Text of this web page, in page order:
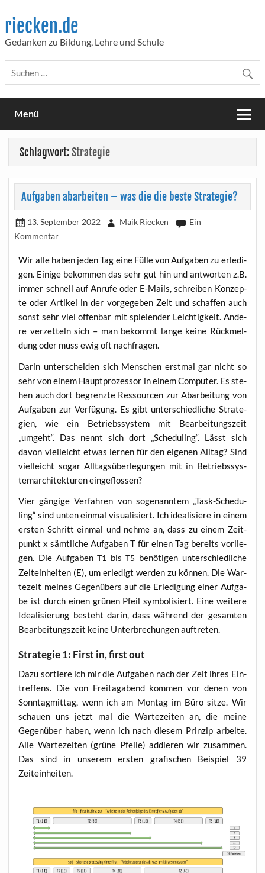
content
riecken.de
Gedanken zu Bildung, Lehre und Schule
Menü
Schlagwort:Strategie
Aufgaben abarbeiten – was die die beste Strategie?
13. September 2022 Maik Riecken
Ein
Kommentar
Wir alle haben jeden Tag eine Fül­le von Auf­ga­ben zu erle­di­
gen. Eini­ge bekom­men das sehr gut hin und ant­wor­ten z.B.
immer schnell auf Anru­fe oder E‑Mails, schrei­ben Kon­zep­
te oder Arti­kel in der vor­ge­ge­ben Zeit und schaf­fen auch
sonst sehr viel offen­bar mit spie­len­der Leich­tig­keit. Ande­
re ver­zet­teln sich – man bekommt lan­ge kei­ne Rück­mel­
dung oder muss ewig oft nachfragen.
Dar­in unter­schei­den sich Men­schen erst­mal gar nicht so
sehr von einem Haupt­pro­zes­sor in einem Com­pu­ter. Es ste­
hen auch dort begrenz­te Res­sour­cen zur Abar­bei­tung von
Auf­ga­ben zur Ver­fü­gung. Es gibt unter­schied­li­che Stra­te­
gien, wie ein Betriebs­sys­tem mit Bear­bei­tungs­zeit
„umgeht“. Das nennt sich dort „Sche­du­ling“. Lässt sich
davon viel­leicht etwas ler­nen für den eige­nen All­tag? Sind
viel­leicht sogar All­tags­über­le­gun­gen mit in Betriebs­sys­
tem­ar­chi­tek­tu­ren eingeflossen?
Vier gän­gi­ge Ver­fah­ren von soge­nann­tem „Task-Sche­du­
ling“ sind unten ein­mal visua­li­siert. Ich idea­li­sie­re in einem
ers­ten Schritt ein­mal und neh­me an, dass zu einem Zeit­
punkt x sämt­li­che Auf­ga­ben T für einen Tag bereits vor­lie­
gen. Die Auf­ga­benT1 bisT5 benö­ti­gen unter­schied­li­che
Zeit­ein­hei­ten (E), um erle­digt wer­den zu kön­nen. Die War­
te­zeit mei­nes Gegen­übers auf die Erle­di­gung einer Auf­ga­
be ist durch einen grü­nen Pfeil sym­bo­li­siert. Eine wei­te­re
Idea­li­sie­rung besteht dar­in, dass wäh­rend der gesam­ten
Bear­bei­tungs­zeit kei­ne Unter­bre­chun­gen auftreten.
Strategie 1: First in, first out
Dazu sor­tie­re ich mir die Auf­ga­ben nach der Zeit ihres Ein­
tref­fens. Die von Frei­tag­abend kom­men vor denen von
Sonn­tag­mit­tag, wenn ich am Mon­tag im Büro sit­ze. Wir
schau­en uns jetzt mal die War­te­zei­ten an, die mei­ne
Gegen­über haben, wenn ich nach die­sem Prin­zip arbei­te.
Alle War­te­zei­ten (grü­ne Pfei­le) addie­ren wir zusam­men.
Das sind in unse­rem ers­ten gra­fi­schen Bei­spiel 39
Zeiteinheiten.